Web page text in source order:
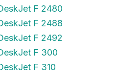
F 2480
F 2488
F 2492
F 300
F 310